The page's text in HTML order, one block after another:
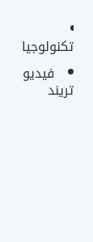
تكنولوجيا
فيديو
تريند